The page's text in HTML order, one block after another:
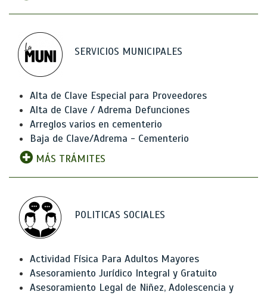
SERVICIOS MUNICIPALES
Alta de Clave Especial para Proveedores
Alta de Clave / Adrema Defunciones
Arreglos varios en cementerio
Baja de Clave/Adrema - Cementerio
MÁS TRÁMITES
POLITICAS SOCIALES
Actividad Física Para Adultos Mayores
Asesoramiento Jurídico Integral y Gratuito
Asesoramiento Legal de Niñez, Adolescencia y